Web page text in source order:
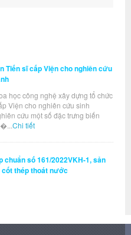
Tiến sĩ cấp Viện cho nghiên cứu
học công nghệ xây dựng tổ chức
Viện cho nghiên cứu sinh
cứu một số đặc trưng biến
Chi tiết
chuẩn số 161/2022VKH-1, sản
cốt thép thoát nước